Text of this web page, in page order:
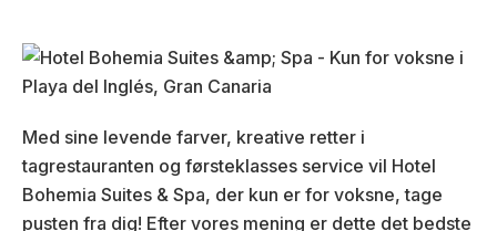
Med sine levende farver, kreative retter i
tagrestauranten og førsteklasses service vil Hotel
Bohemia Suites & Spa, der kun er for voksne, tage
pusten fra dig! Efter vores mening er dette det bedste